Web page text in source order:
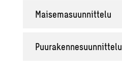
Mai­se­ma­suun­nit­te­lu
Puu­ra­ken­ne­suun­nit­te­lu